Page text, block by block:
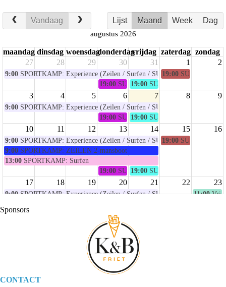
Vandaag Lijst Maand Week Dag
augustus 2026
maandag dinsdag woensdagdonderdagvrijdag zaterdag zondag
27
28 29 30 31 1 2
9:00 SPORTKAMP: Experience (Zeilen / Surfen / SUP / sport & spel)
19:00 SUP: Hond &
19:00 SUP YOGA Sessie
19:00 SUP - Stand Up Paddle
3 4 5 6 7 8 9
9:00 SPORTKAMP: Experience (Zeilen / Surfen / SUP / sport & spel)
19:00 SUP YOGA Sessie
19:00 SUP - Stand Up Paddle
10 11 12 13 14 15 16
9:00 SPORTKAMP: Experience (Zeilen / Surfen / SUP / sport & spel)
19:00 SUP: Hond &
9:00 SPORTKAMP: ZEILEN 2-mansboot
13:00 SPORTKAMP: Surfen
19:00 SUP YOGA Sessie
19:00 SUP - Stand Up Paddle
17 18 19 20 21 22 23
9:00 SPORTKAMP: Experience (Zeilen / Surfen / SUP / sport & spel)
11:00
19:00
26 27
SPORTKAMP: Experience (Zeilen / Surfen / SUP / sport & spel)
SPORTKAMP: ZEILEN Optimist
19:00 SUP YOGA Sessie
19:00
2 3
Sponsors
CONTACT